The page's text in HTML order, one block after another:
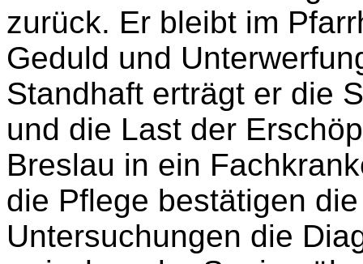
zurück. Er bleibt im
Geduld und
Standhaft erträgt er die
und die Last der
Breslau in ein
die Pflege bestätigen
Untersuchungen die